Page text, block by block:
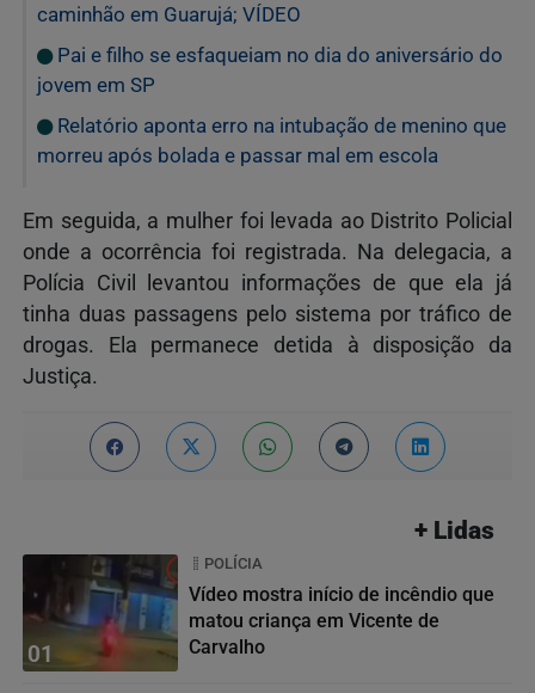
caminhão em Guarujá; VÍDEO
Pai e filho se esfaqueiam no dia do aniversário do
jovem em SP
Relatório aponta erro na intubação de menino que
morreu após bolada e passar mal em escola
Em seguida, a mulher foi levada ao Distrito Policial
onde a ocorrência foi registrada. Na delegacia, a
Polícia Civil levantou informações de que ela já
tinha duas passagens pelo sistema por tráfico de
drogas. Ela permanece detida à disposição da
Justiça.
+ Lidas
01
POLÍCIA
Vídeo mostra início de incêndio que
matou criança em Vicente de
Carvalho